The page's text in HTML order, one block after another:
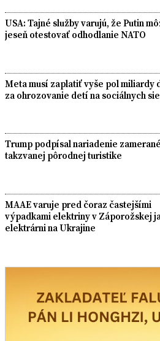
USA: Tajné služby varujú, že Putin
jeseň otestovať odhodlanie NATO
Meta musí zaplatiť vyše pol miliardy
za ohrozovanie detí na sociálnych
Trump podpísal nariadenie
takzvanej pôrodnej turistike
MAAE varuje pred čoraz častejšími
výpadkami elektriny v Záporožskej
elektrárni na Ukrajine